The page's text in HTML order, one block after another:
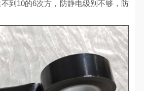
到10的6次方，防静电级别不够，防